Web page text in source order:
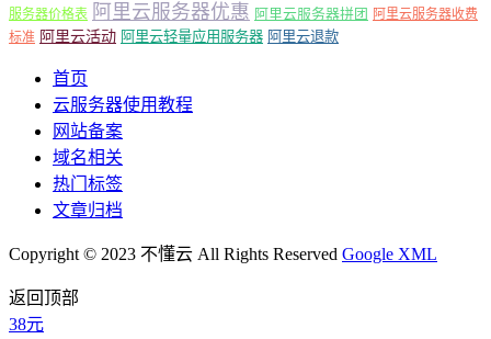
服务器价格表 阿里云服务器优惠 阿里云服务器拼团 阿里云服务器收费
标准 阿里云活动 阿里云轻量应用服务器 阿里云退款
首页
云服务器使用教程
网站备案
域名相关
热门标签
文章归档
Copyright © 2023 不懂云 All Rights Reserved Google XML
返回顶部
38元